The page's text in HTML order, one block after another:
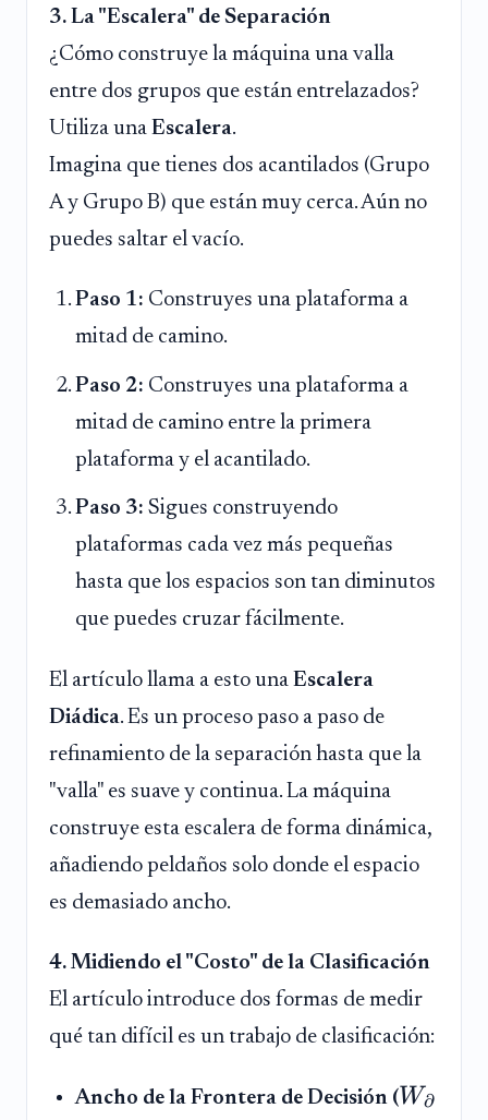
3. La "Escalera" de Separación
¿Cómo construye la máquina una valla
entre dos grupos que están entrelazados?
Utiliza una Escalera.
Imagina que tienes dos acantilados (Grupo
A y Grupo B) que están muy cerca. Aún no
puedes saltar el vacío.
Paso 1: Construyes una plataforma a
mitad de camino.
Paso 2: Construyes una plataforma a
mitad de camino entre la primera
plataforma y el acantilado.
Paso 3: Sigues construyendo
plataformas cada vez más pequeñas
hasta que los espacios son tan diminutos
que puedes cruzar fácilmente.
El artículo llama a esto una Escalera
Diádica. Es un proceso paso a paso de
refinamiento de la separación hasta que la
"valla" es suave y continua. La máquina
construye esta escalera de forma dinámica,
añadiendo peldaños solo donde el espacio
es demasiado ancho.
4. Midiendo el "Costo" de la Clasificación
El artículo introduce dos formas de medir
qué tan difícil es un trabajo de clasificación:
Ancho de la Frontera de Decisión (W∂